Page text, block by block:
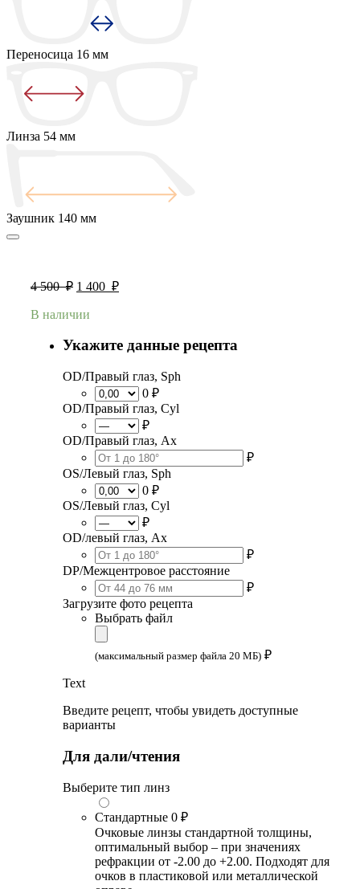
Переносица 16 мм
Линза 54 мм
Заушник 140 мм
4 500₽ 1 400 ₽
В наличии
Укажите данные рецепта
OD/Правый глаз, Sph
0 ₽
OD/Правый глаз, Cyl
₽
OD/Правый глаз, Ax
₽
OS/Левый глаз, Sph
0 ₽
OS/Левый глаз, Cyl
₽
OD/левый глаз, Ax
₽
DP/Межцентровое расстояние
₽
Загрузите фото рецепта
Выбрать файл
(максимальный размер файла 20 МБ) ₽
Text
Введите рецепт, чтобы увидеть доступные
варианты
Для дали/чтения
Выберите тип линз
Стандартные 0 ₽
Очковые линзы стандартной толщины,
оптимальный выбор – при значениях
рефракции от -2.00 до +2.00. Подходят для
очков в пластиковой или металлической